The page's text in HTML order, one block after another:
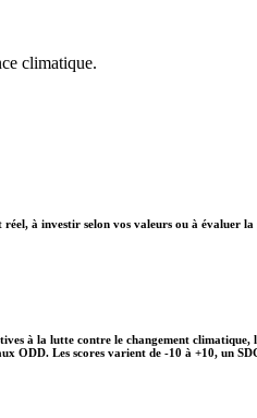
climatique.
à investir selon vos valeurs ou à évaluer la
à la lutte contre le changement
ODD. Les scores varient de -10 à +10, un